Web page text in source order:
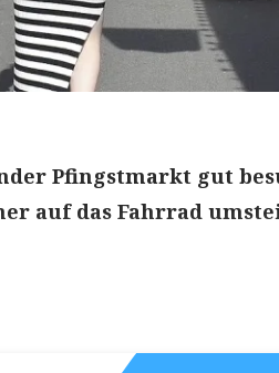
Pfingstmarkt gut
auf das Fahrrad